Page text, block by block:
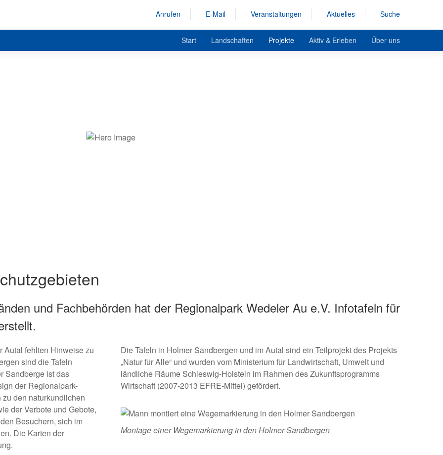
Anrufen E-Mail Veranstaltungen Aktuelles Suche
Start Landschaften Projekte Aktiv & Erleben Über uns
und Fachbehörden hat der Regionalpark Wedeler Au e.V. Infotafeln für
Autal fehlten Hinweise zu
sind die Tafeln
Sandberge ist das
der Regionalpark-
den naturkundlichen
der Verbote und Gebote,
Besuchern, sich im
Die Karten der
Die Tafeln in Holmer Sandbergen und im Autal sind ein Teilprojekt des Projekts
„Natur für Alle“ und wurden vom Ministerium für Landwirtschaft, Umwelt und
ländliche Räume Schleswig-Holstein im Rahmen des Zukunftsprogramms
Wirtschaft (2007-2013 EFRE-Mittel) gefördert.
Montage einer Wegemarkierung in den Holmer Sandbergen